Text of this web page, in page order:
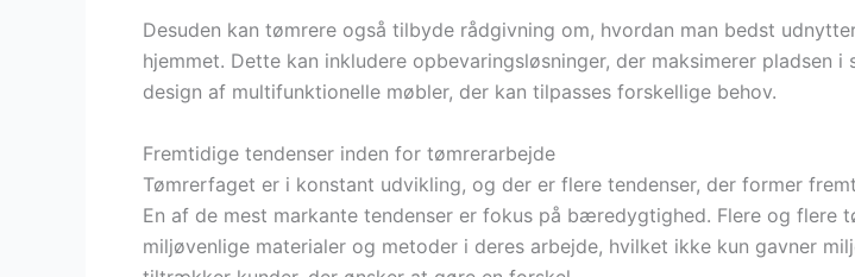
Desuden kan tømrere også tilbyde rådgivning om, hvordan man bedst
hjemmet. Dette kan inkludere opbevaringsløsninger, der maksimerer pladsen i
design af multifunktionelle møbler, der kan tilpasses forskellige behov.
Fremtidige tendenser inden for tømrerarbejde
Tømrerfaget er i konstant udvikling, og der er flere tendenser, der former
En af de mest markante tendenser er fokus på bæredygtighed. Flere og flere
miljøvenlige materialer og metoder i deres arbejde, hvilket ikke kun gavner